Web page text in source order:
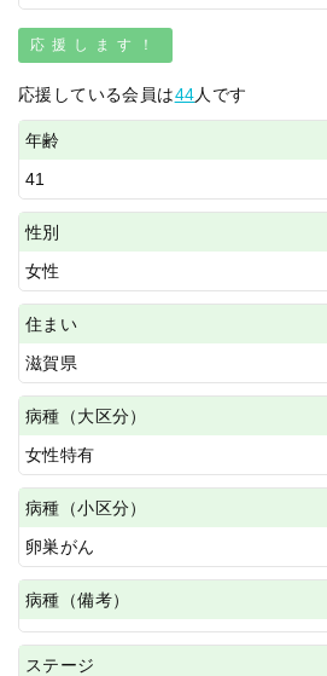
応援します！
応援している会員は44人です
年齢
41
性別
女性
住まい
滋賀県
病種（大区分）
女性特有
病種（小区分）
卵巣がん
病種（備考）
ステージ